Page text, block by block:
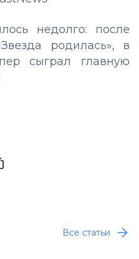
недолго: после
родилась», в
сыграл главную
Все статьи